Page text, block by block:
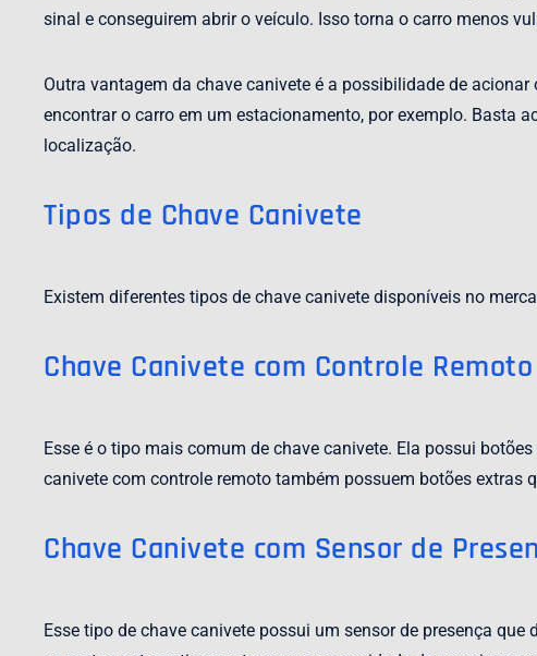
sinal e conseguirem abrir o veículo. Isso torna o carro menos
Outra vantagem da chave canivete é a possibilidade de
encontrar o carro em um estacionamento, por exemplo. Basta
localização.
Tipos de Chave Canivete
Existem diferentes tipos de chave canivete disponíveis no
Chave Canivete com Controle Remoto
Esse é o tipo mais comum de chave canivete. Ela possui
canivete com controle remoto também possuem botões extras
Chave Canivete com Sensor de
Esse tipo de chave canivete possui um sensor de presença